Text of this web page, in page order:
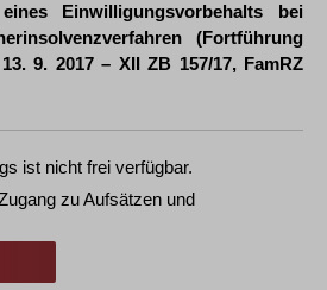
Einwilligungsvorbehalts bei
(Fortführung
9. 2017 – XII ZB 157/17, FamRZ
ist nicht frei verfügbar.
zu Aufsätzen und